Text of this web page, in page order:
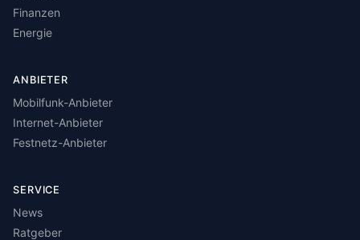
Finanzen
Energie
ANBIETER
Mobilfunk-Anbieter
Internet-Anbieter
Festnetz-Anbieter
SERVICE
News
Ratgeber